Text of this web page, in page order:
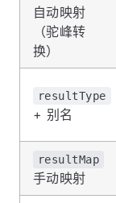
自动映射
（驼峰转
换）
resultType
+ 别名
resultMap
手动映射